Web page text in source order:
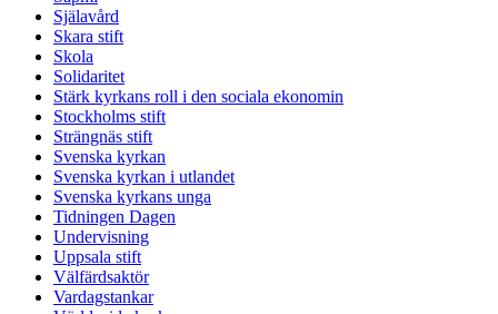
Själavård
Skara stift
Skola
Solidaritet
Stärk kyrkans roll i den sociala ekonomin
Stockholms stift
Strängnäs stift
Svenska kyrkan
Svenska kyrkan i utlandet
Svenska kyrkans unga
Tidningen Dagen
Undervisning
Uppsala stift
Välfärdsaktör
Vardagstankar